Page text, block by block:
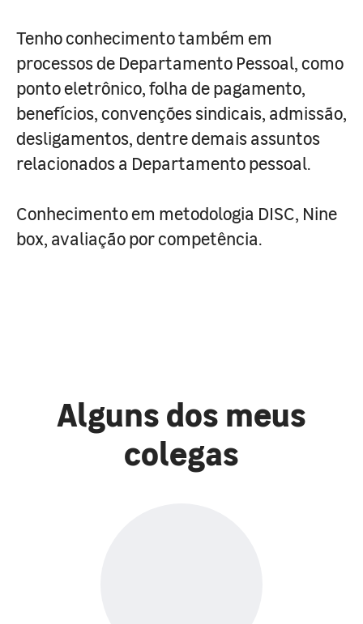
Tenho conhecimento também em
processos de Departamento Pessoal, como
ponto eletrônico, folha de pagamento,
benefícios, convenções sindicais, admissão,
desligamentos, dentre demais assuntos
relacionados a Departamento pessoal.
Conhecimento em metodologia DISC, Nine
box, avaliação por competência.
Alguns dos meus
colegas